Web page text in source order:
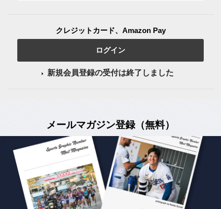
クレジットカード、Amazon Pay
ログイン
新規会員登録の受付は終了しました
メールマガジン登録（無料）